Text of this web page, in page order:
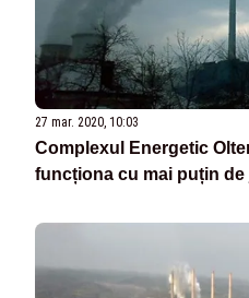
27 mar. 2020, 10:03
Complexul Energetic
funcționa cu mai puțin